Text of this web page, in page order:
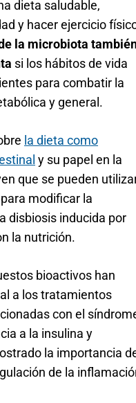
dieta saludable,
y hacer ejercicio
la microbiota
si los hábitos de vida
para combatir la
y general.
la dieta como
y su papel en la
que se pueden
modificar la
disbiosis inducida por
la nutrición.
bioactivos han
a los tratamientos
con el
a la insulina y
la importancia
de la